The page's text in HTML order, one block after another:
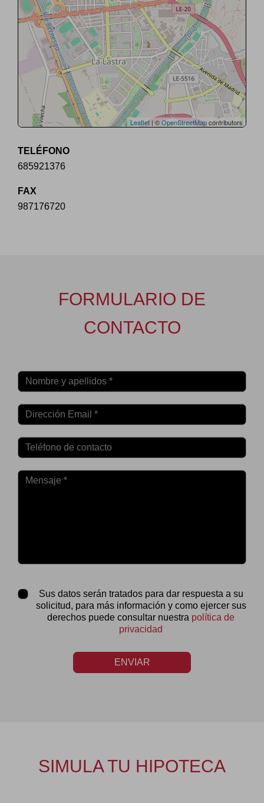
Leaflet| ©OpenStreetMapcontributors
TELÉFONO
685921376
FAX
987176720
FORMULARIO DE
CONTACTO
Sus datos serán tratados para dar respuesta a su
solicitud, para más información y como ejercer sus
derechos puede consultar nuestra política de
privacidad
ENVIAR
SIMULA TU HIPOTECA